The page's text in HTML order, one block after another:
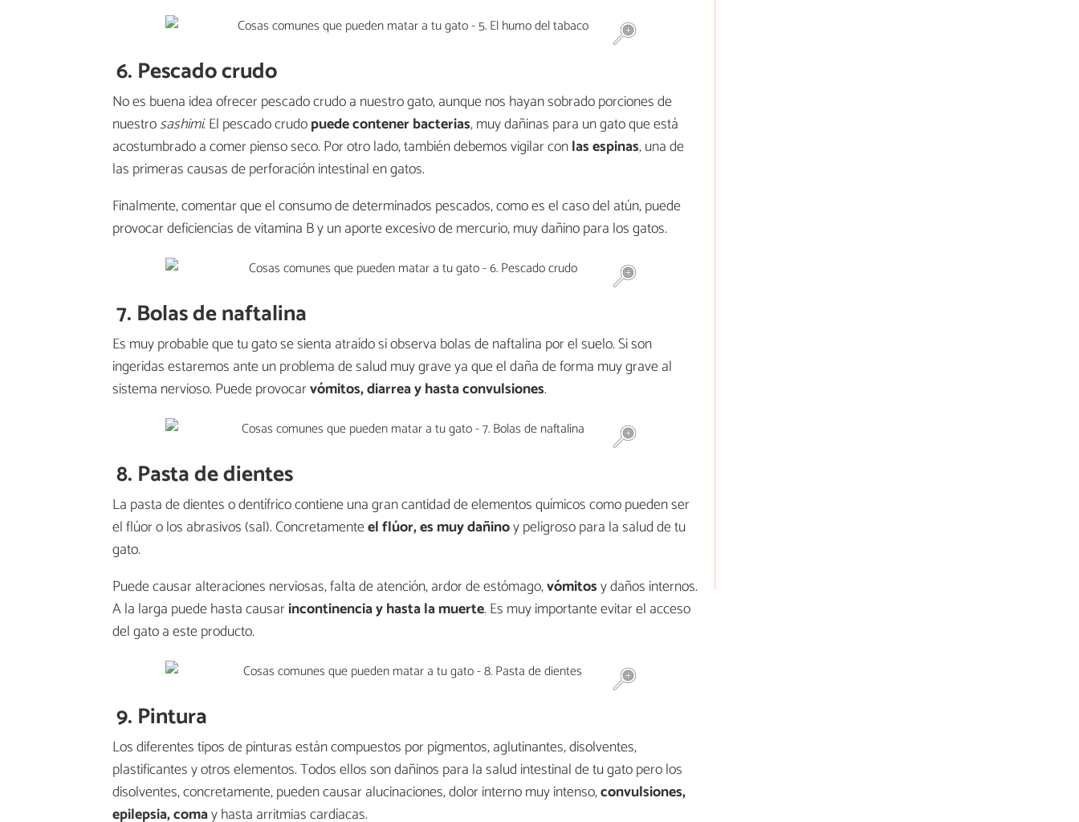
6. Pescado crudo
No es buena idea ofrecer pescado crudo a nuestro gato, aunque nos hayan sobrado porciones de
nuestrosashimi. El pescado crudopuede contener bacterias, muy dañinas para un gato que está
acostumbrado a comer pienso seco. Por otro lado, también debemos vigilar conlas espinas, una de
las primeras causas de perforación intestinal en gatos.
Finalmente, comentar que el consumo de determinados pescados, como es el caso del atún, puede
provocar deficiencias de vitamina B y un aporte excesivo de mercurio, muy dañino para los gatos.
7. Bolas de naftalina
Es muy probable que tu gato se sienta atraído si observa bolas de naftalina por el suelo. Si son
ingeridas estaremos ante un problema de salud muy grave ya que el daña de forma muy grave al
sistema nervioso. Puede provocarvómitos, diarrea y hasta convulsiones.
8. Pasta de dientes
La pasta de dientes o dentífrico contiene una gran cantidad de elementos químicos como pueden ser
el flúor o los abrasivos (sal). Concretamenteel flúor, es muy dañinoy peligroso para la salud de tu
gato.
Puede causar alteraciones nerviosas, falta de atención, ardor de estómago,vómitosy daños internos.
A la larga puede hasta causarincontinencia y hasta la muerte. Es muy importante evitar el acceso
del gato a este producto.
9. Pintura
Los diferentes tipos de pinturas están compuestos por pigmentos, aglutinantes, disolventes,
plastificantes y otros elementos. Todos ellos son dañinos para la salud intestinal de tu gato pero los
disolventes, concretamente, pueden causar alucinaciones, dolor interno muy intenso,convulsiones,
epilepsia, comay hasta arritmias cardíacas.